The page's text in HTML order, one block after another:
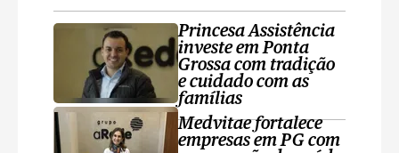
Princesa Assistência
investe em Ponta
Grossa com tradição
e cuidado com as
famílias
Medvitae fortalece
empresas em PG com